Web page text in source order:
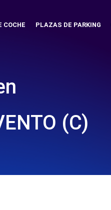
COCHE PLAZAS DE PARKING
(C)